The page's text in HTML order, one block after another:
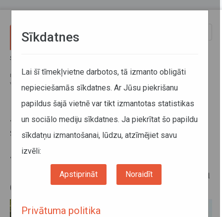
Sākums
normatīvajos aktos 2021. gadā un nozari raksturojušajiem rādītājiem
vīrusa Covid-19 izplatības laikā
Sabiedriskā transporta padome
sēdē skata jautājumu par
izmaiņām normatīvajos aktos
2021. gadā un nozari
raksturojušajiem rādītājiem vīrusa
Covid-19 izplatības laikā
Sīkdatnes
Lai šī tīmekļvietne darbotos, tā izmanto obligāti
nepieciešamās sīkdatnes. Ar Jūsu piekrišanu
papildus šajā vietnē var tikt izmantotas statistikas
un sociālo mediju sīkdatnes. Ja piekrītat šo papildu
sīkdatņu izmantošanai, lūdzu, atzīmējiet savu
izvēli:
Apstiprināt Noraidīt
Privātuma politika